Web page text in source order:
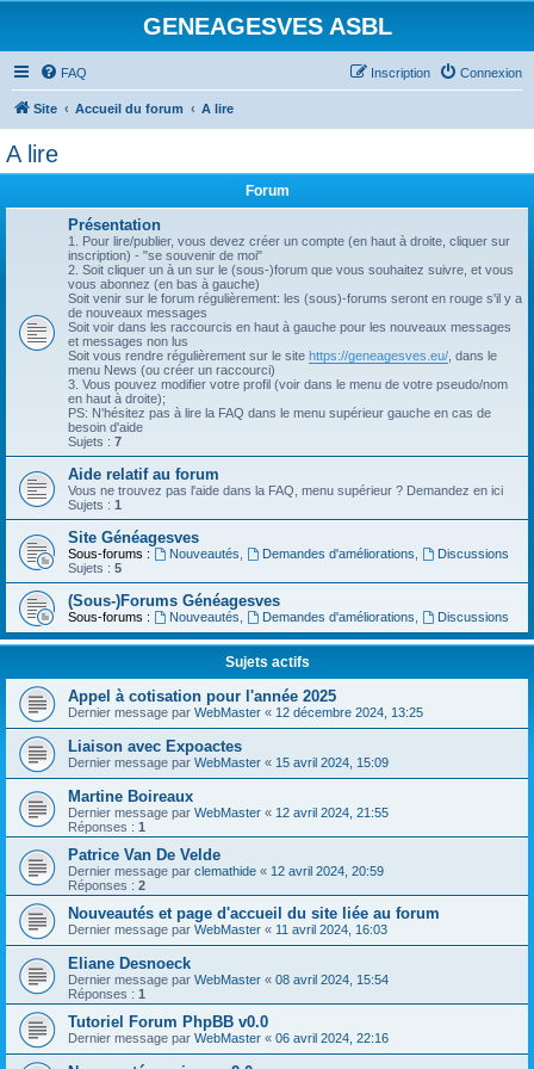
GENEAGESVES ASBL
FAQ Connexion
Inscription
Site Accueil du forum A lire
A lire
Forum
Présentation
1. Pour lire/publier, vous devez créer un compte (en haut à droite, cliquer sur
inscription) - "se souvenir de moi"
2. Soit cliquer un à un sur le (sous-)forum que vous souhaitez suivre, et vous
vous abonnez (en bas à gauche)
Soit venir sur le forum régulièrement: les (sous)-forums seront en rouge s'il y a
de nouveaux messages
Soit voir dans les raccourcis en haut à gauche pour les nouveaux messages
et messages non lus
Soit vous rendre régulièrement sur le site https://geneagesves.eu/ , dans le
menu News (ou créer un raccourci)
3. Vous pouvez modifier votre profil (voir dans le menu de votre pseudo/nom
en haut à droite);
PS: N'hésitez pas à lire la FAQ dans le menu supérieur gauche en cas de
besoin d'aide
Sujets : 7
Aide relatif au forum
Vous ne trouvez pas l'aide dans la FAQ, menu supérieur ? Demandez en ici
Sujets : 1
Site Généagesves
Sous-forums : Nouveautés Demandes d'améliorations
Discussions
Sujets : 5
(Sous-)Forums Généagesves
Sous-forums : Nouveautés Demandes d'améliorations Discussions
Sujets actifs
Appel à cotisation pour l'année 2025
Dernier message par WebMaster « 12 décembre 2024, 13:25
Liaison avec Expoactes
Dernier message par WebMaster « 15 avril 2024, 15:09
Martine Boireaux
Dernier message par WebMaster « 12 avril 2024, 21:55
Réponses : 1
Patrice Van De Velde
Dernier message par clemathide « 12 avril 2024, 20:59
Réponses : 2
Nouveautés et page d'accueil du site liée au forum
Dernier message par WebMaster « 11 avril 2024, 16:03
Eliane Desnoeck
Dernier message par WebMaster « 08 avril 2024, 15:54
Réponses : 1
Tutoriel Forum PhpBB v0.0
Dernier message par WebMaster « 06 avril 2024, 22:16